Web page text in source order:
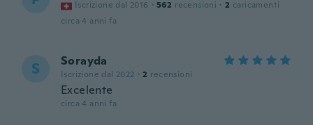
Iscrizione dal 2016 · 562 recensioni · 2 caricamenti
circa 4 anni fa
S Sorayda
Iscrizione dal 2022 · 2 recensioni
Excelente
circa 4 anni fa